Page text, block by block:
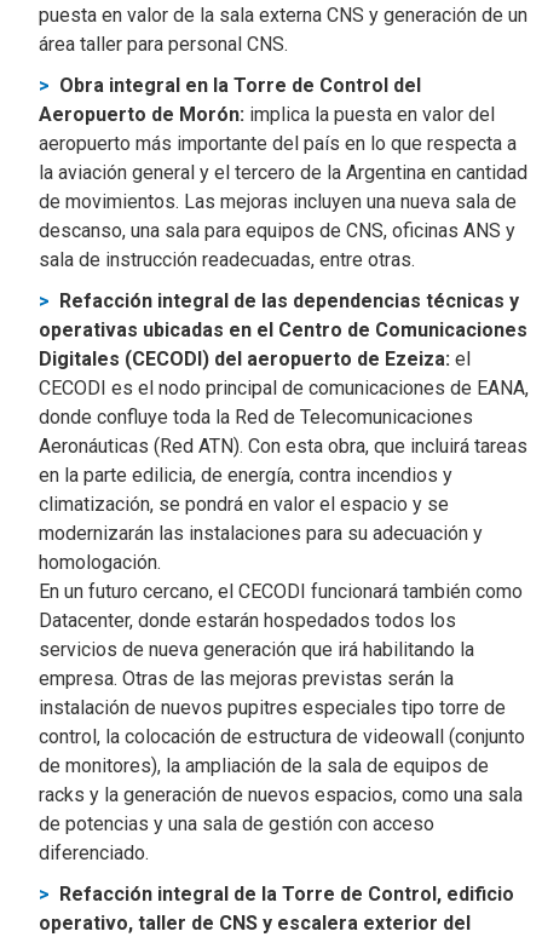
puesta en valor de la sala externa CNS y generación de un
área taller para personal CNS.
Obra integral en la Torre de Control del
Aeropuerto de Morón: implica la puesta en valor del
aeropuerto más importante del país en lo que respecta a
la aviación general y el tercero de la Argentina en cantidad
de movimientos. Las mejoras incluyen una nueva sala de
descanso, una sala para equipos de CNS, oficinas ANS y
sala de instrucción readecuadas, entre otras.
Refacción integral de las dependencias técnicas y
operativas ubicadas en el Centro de Comunicaciones
Digitales (CECODI) del aeropuerto de Ezeiza:el
CECODI es el nodo principal de comunicaciones de EANA,
donde confluye toda la Red de Telecomunicaciones
Aeronáuticas (Red ATN). Con esta obra, que incluirá tareas
en la parte edilicia, de energía, contra incendios y
climatización, se pondrá en valor el espacio y se
modernizarán las instalaciones para su adecuación y
homologación.
En un futuro cercano, el CECODI funcionará también como
Datacenter, donde estarán hospedados todos los
servicios de nueva generación que irá habilitando la
empresa. Otras de las mejoras previstas serán la
instalación de nuevos pupitres especiales tipo torre de
control, la colocación de estructura de videowall (conjunto
de monitores), la ampliación de la sala de equipos de
racks y la generación de nuevos espacios, como una sala
de potencias y una sala de gestión con acceso
diferenciado.
Refacción integral de la Torre de Control, edificio
operativo, taller de CNS y escalera exterior del